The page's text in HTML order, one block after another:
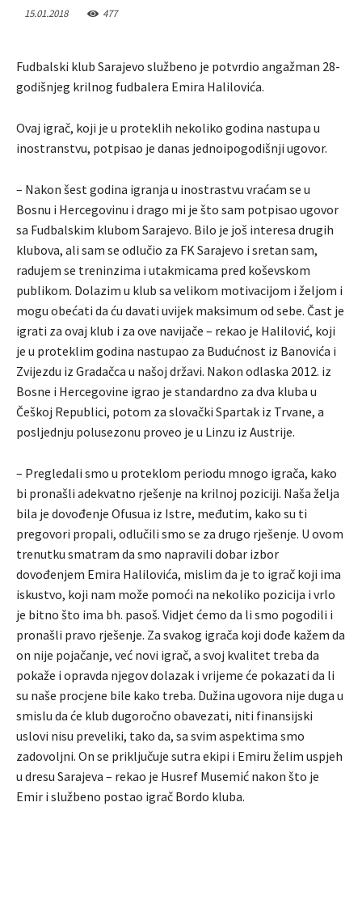
15.01.2018 477
Fudbalski klub Sarajevo službeno je potvrdio angažman 28-
godišnjeg krilnog fudbalera Emira Halilovića.
Ovaj igrač, koji je u proteklih nekoliko godina nastupa u
inostranstvu, potpisao je danas jednoipogodišnji ugovor.
– Nakon šest godina igranja u inostrastvu vraćam se u
Bosnu i Hercegovinu i drago mi je što sam potpisao ugovor
sa Fudbalskim klubom Sarajevo. Bilo je još interesa drugih
klubova, ali sam se odlučio za FK Sarajevo i sretan sam,
radujem se treninzima i utakmicama pred koševskom
publikom. Dolazim u klub sa velikom motivacijom i željom i
mogu obećati da ću davati uvijek maksimum od sebe. Čast je
igrati za ovaj klub i za ove navijače – rekao je Halilović, koji
je u proteklim godina nastupao za Budućnost iz Banovića i
Zvijezdu iz Gradačca u našoj državi. Nakon odlaska 2012. iz
Bosne i Hercegovine igrao je standardno za dva kluba u
Češkoj Republici, potom za slovački Spartak iz Trvane, a
posljednju polusezonu proveo je u Linzu iz Austrije.
– Pregledali smo u proteklom periodu mnogo igrača, kako
bi pronašli adekvatno rješenje na krilnoj poziciji. Naša želja
bila je dovođenje Ofusua iz Istre, međutim, kako su ti
pregovori propali, odlučili smo se za drugo rješenje. U ovom
trenutku smatram da smo napravili dobar izbor
dovođenjem Emira Halilovića, mislim da je to igrač koji ima
iskustvo, koji nam može pomoći na nekoliko pozicija i vrlo
je bitno što ima bh. pasoš. Vidjet ćemo da li smo pogodili i
pronašli pravo rješenje. Za svakog igrača koji dođe kažem da
on nije pojačanje, već novi igrač, a svoj kvalitet treba da
pokaže i opravda njegov dolazak i vrijeme će pokazati da li
su naše procjene bile kako treba. Dužina ugovora nije duga u
smislu da će klub dugoročno obavezati, niti finansijski
uslovi nisu preveliki, tako da, sa svim aspektima smo
zadovoljni. On se priključuje sutra ekipi i Emiru želim uspjeh
u dresu Sarajeva – rekao je Husref Musemić nakon što je
Emir i službeno postao igrač Bordo kluba.